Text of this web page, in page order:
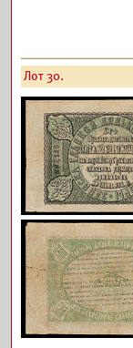
Лот 30.